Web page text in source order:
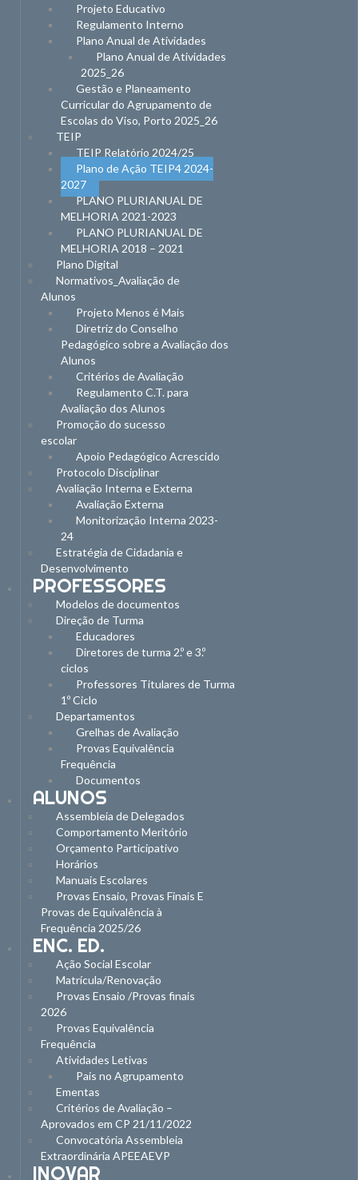
Projeto Educativo
Regulamento Interno
Plano Anual de Atividades
Plano Anual de Atividades
2025_26
Gestão e Planeamento
Curricular do Agrupamento de
Escolas do Viso, Porto 2025_26
TEIP
TEIP Relatório 2024/25
Plano de Ação TEIP4 2024-
2027
PLANO PLURIANUAL DE
MELHORIA 2021-2023
PLANO PLURIANUAL DE
MELHORIA 2018 – 2021
Plano Digital
Normativos_Avaliação de
Alunos
Projeto Menos é Mais
Diretriz do Conselho
Pedagógico sobre a Avaliação dos
Alunos
Critérios de Avaliação
Regulamento C.T. para
Avaliação dos Alunos
Promoção do sucesso
escolar
Apoio Pedagógico Acrescido
Protocolo Disciplinar
Avaliação Interna e Externa
Avaliação Externa
Monitorização Interna 2023-
24
Estratégia de Cidadania e
Desenvolvimento
PROFESSORES
Modelos de documentos
Direção de Turma
Educadores
Diretores de turma 2.º e 3.º
ciclos
Professores Titulares de Turma
1º Ciclo
Departamentos
Grelhas de Avaliação
Provas Equivalência
Frequência
Documentos
ALUNOS
Assembleia de Delegados
Comportamento Meritório
Orçamento Participativo
Horários
Manuais Escolares
Provas Ensaio, Provas Finais E
Provas de Equivalência à
Frequência 2025/26
ENC. ED.
Ação Social Escolar
Matrícula/Renovação
Provas Ensaio /Provas finais
2026
Provas Equivalência
Frequência
Atividades Letivas
Pais no Agrupamento
Ementas
Critérios de Avaliação –
Aprovados em CP 21/11/2022
Convocatória Assembleia
Extraordinária APEEAEVP
INOVAR